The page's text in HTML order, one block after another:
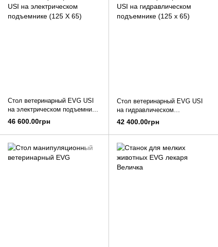
Стол ветеринарный EVG USI
на электрическом подъемнике
(125 Х 65)
46 600.00грн
Стол ветеринарный EVG USI
на гидравлическом
подъемнике (125 х 65)
42 400.00грн